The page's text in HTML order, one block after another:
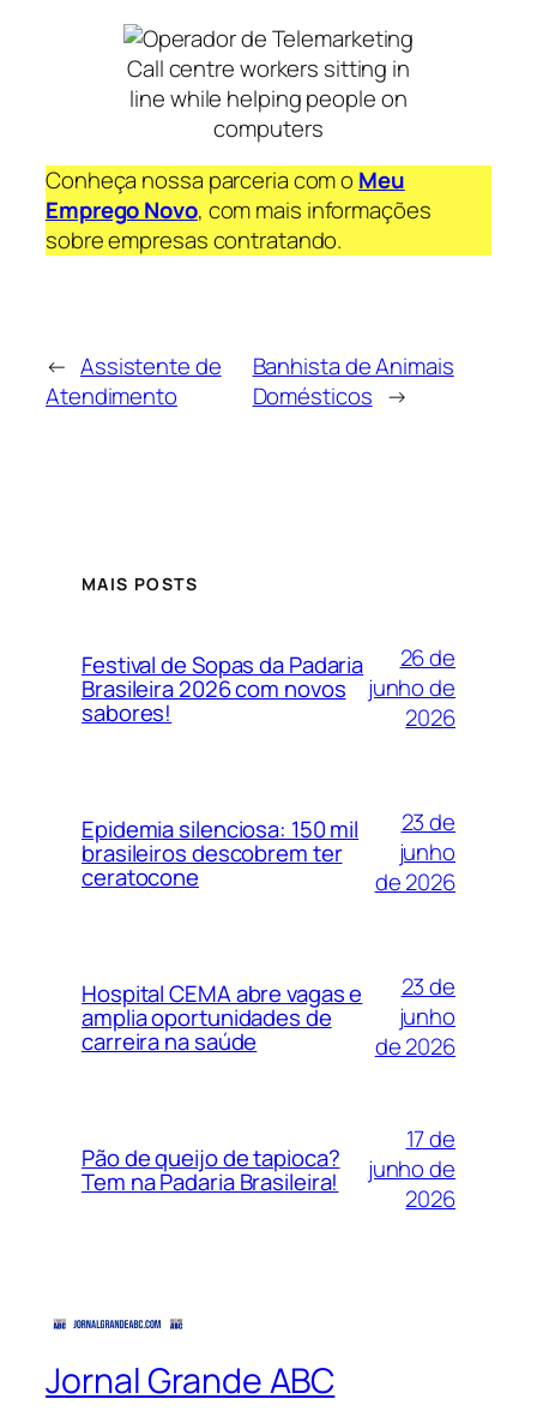
Call centre workers sitting in
line while helping people on
computers
Conheça nossa parceria com o Meu
Emprego Novo, com mais informações
sobre empresas contratando.
← Assistente de
Atendimento
Banhista de Animais
Domésticos →
MAIS POSTS
Festival de Sopas da Padaria
Brasileira 2026 com novos
sabores!
26 de
junho de
2026
Epidemia silenciosa: 150 mil
brasileiros descobrem ter
ceratocone
23 de
junho
de 2026
Hospital CEMA abre vagas e
amplia oportunidades de
carreira na saúde
23 de
junho
de 2026
Pão de queijo de tapioca?
Tem na Padaria Brasileira!
17 de
junho de
2026
Jornal Grande ABC